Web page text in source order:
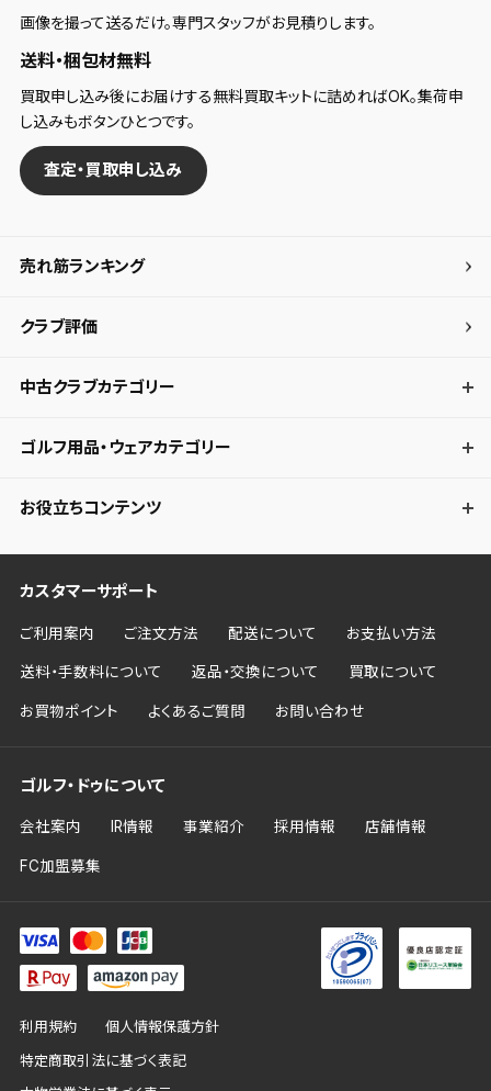
画像を撮って送るだけ。専門スタッフがお見積りします。
送料・梱包材無料
買取申し込み後にお届けする無料買取キットに詰めればOK。集荷申
し込みもボタンひとつです。
査定・買取申し込み
売れ筋ランキング
クラブ評価
中古クラブカテゴリー
ゴルフ用品・ウェアカテゴリー
お役立ちコンテンツ
カスタマーサポート
ご利用案内 ご注文方法 配送について お支払い方法
送料・手数料について 返品・交換について 買取について
お買物ポイント よくあるご質問 お問い合わせ
ゴルフ・ドゥについて
会社案内 IR情報 事業紹介 採用情報 店舗情報
FC加盟募集
利用規約 個人情報保護方針
特定商取引法に基づく表記